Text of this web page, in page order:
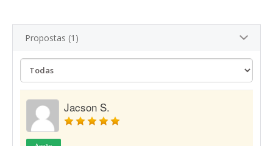
Propostas (1)
Jacson S.